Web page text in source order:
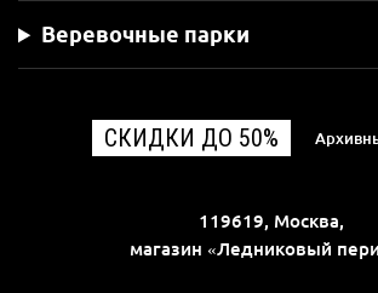
Веревочные парки
СКИДКИ ДО 50%
119619, Москва,
магазин «Ледниковый